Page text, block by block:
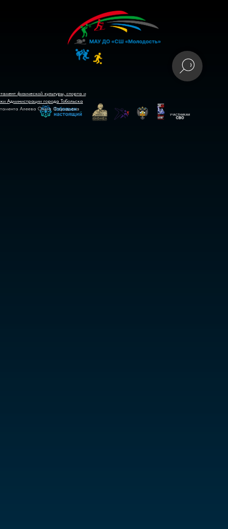
физической культуры, спорта и
Администрации города Тобольска
Алеева Ольга Фаридовна